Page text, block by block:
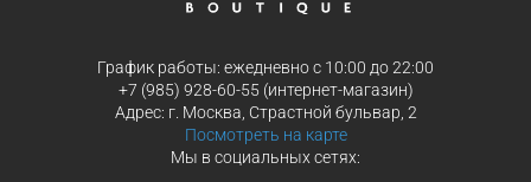
График работы: ежедневно с 10:00 до 22:00
+7 (985) 928-60-55 (интернет-магазин)
Адрес: г. Москва, Страстной бульвар, 2
Посмотреть на карте
Мы в социальных сетях: